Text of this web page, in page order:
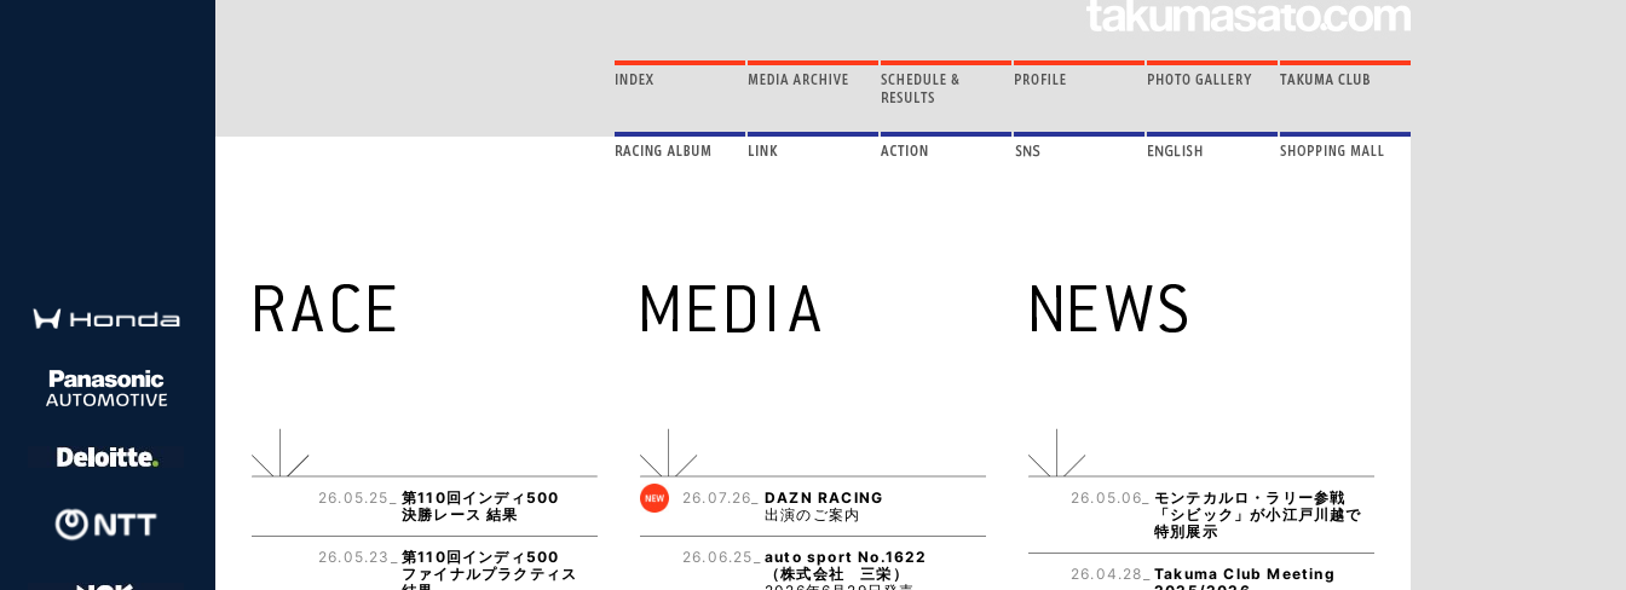
26.05.25_
第110回インディ500
決勝レース 結果
26.05.23_
第110回インディ500
ファイナルプラクティス
26.07.26_
DAZN RACING
出演のご案内
26.06.25_
auto sport No.1622
（株式会社 三栄）
26.05.06_
モンテカルロ・ラリー参戦
「シビック」が小江戸川越で
特別展示
26.04.28_
Takuma Club Meeting